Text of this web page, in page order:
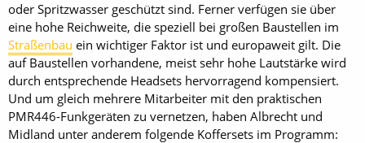
oder Spritzwasser geschützt sind. Ferner verfügen sie über
eine hohe Reichweite, die speziell bei großen Baustellen im
Straßenbau ein wichtiger Faktor ist und europaweit gilt. Die
auf Baustellen vorhandene, meist sehr hohe Lautstärke wird
durch entsprechende Headsets hervorragend kompensiert.
Und um gleich mehrere Mitarbeiter mit den praktischen
PMR446-Funkgeräten zu vernetzen, haben Albrecht und
Midland unter anderem folgende Koffersets im Programm: